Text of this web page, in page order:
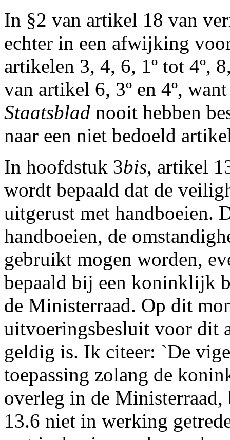
In §2 van artikel 18 van
echter in een afwijking
artikelen 3, 4, 6, 1º tot 4º,
van artikel 6, 3º en 4º,
Staatsblad nooit hebben
naar een niet bedoeld
In hoofdstuk 3bis, artikel
wordt bepaald dat de
uitgerust met handboeien.
handboeien, de
gebruikt mogen worden,
bepaald bij een koninklijk
de Ministerraad. Op dit
uitvoeringsbesluit voor dit
geldig is. Ik citeer: `De
toepassing zolang de
overleg in de
13.6 niet in werking